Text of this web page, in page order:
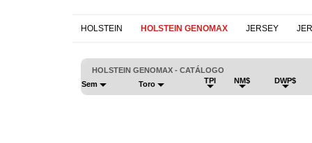
HOLSTEIN HOLSTEIN GENOMAX JERSEY
HOLSTEIN GENOMAX - CATÁLOGO
Sem
Toro TPI NM$ DWP$